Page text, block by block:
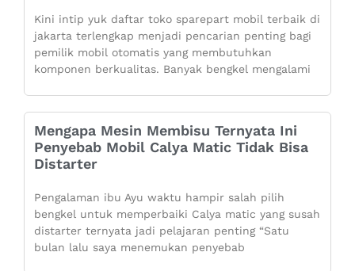
Kini intip yuk daftar toko sparepart mobil terbaik di
jakarta terlengkap menjadi pencarian penting bagi
pemilik mobil otomatis yang membutuhkan
komponen berkualitas. Banyak bengkel mengalami
Mengapa Mesin Membisu Ternyata Ini
Penyebab Mobil Calya Matic Tidak Bisa
Distarter
Pengalaman ibu Ayu waktu hampir salah pilih
bengkel untuk memperbaiki Calya matic yang susah
distarter ternyata jadi pelajaran penting “Satu
bulan lalu saya menemukan penyebab